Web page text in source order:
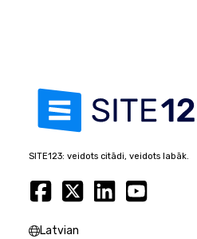
SITE123: veidots citādi, veidots labāk.
Latvian